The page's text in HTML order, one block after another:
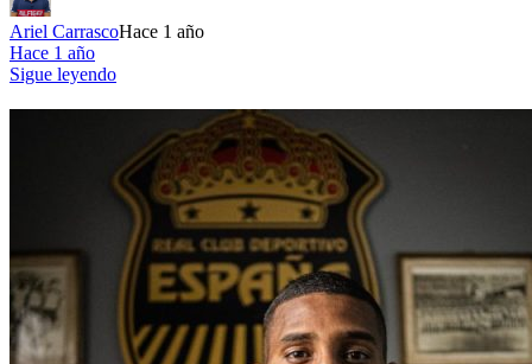
Ariel CarrascoHace 1 año
Hace 1 año
Sigue leyendo